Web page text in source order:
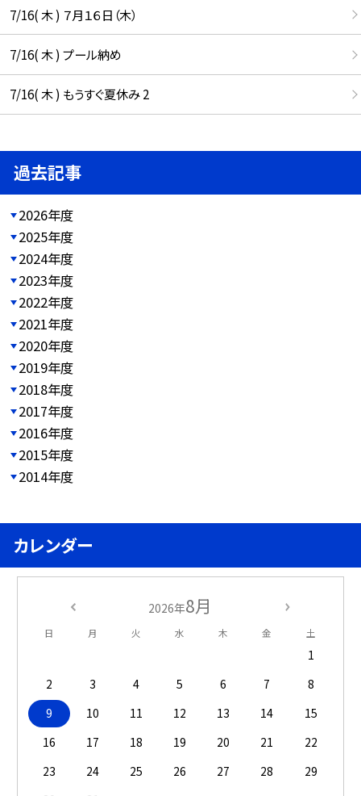
7/16( 木 ) ７月１６日（木）
7/16( 木 ) プール納め
7/16( 木 ) もうすぐ夏休み 2
過去記事
2026年度
2025年度
2024年度
2023年度
2022年度
2021年度
2020年度
2019年度
2018年度
2017年度
2016年度
2015年度
2014年度
カレンダー
2026年8月
日 月 火 水 木 金 土
1
2
3 4 5 6 7
8
9
10 11 12 13 14
15
16
17 18 19 20 21
22
23
24 25 26 27 28
29